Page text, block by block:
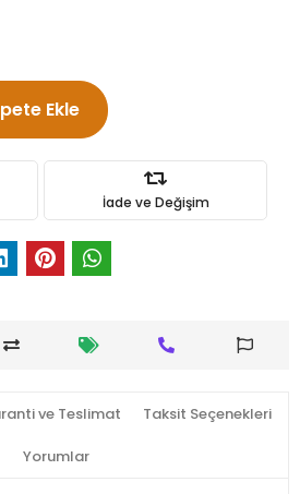
Ekle
İade ve Değişim
ve Teslimat Taksit Seçenekleri
Yorumlar